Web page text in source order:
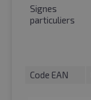
Signes
particuliers
Code EAN